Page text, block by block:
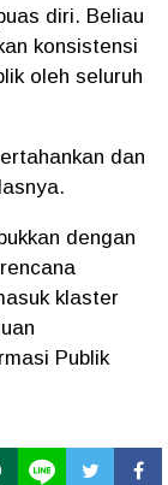
diri. Beliau
konsistensi
oleh seluruh
dan
dengan
klaster
Publik